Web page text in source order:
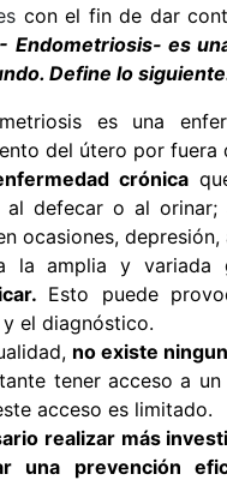
con el fin de dar
Endometriosis- es
Define lo
es una
del útero por
crónica
al defecar o al orinar;
ocasiones,
la amplia y variada
Esto puede
el diagnóstico.
no existe
tener acceso a
acceso es limitado.
realizar más
una prevención